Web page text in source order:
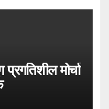
मोर्चा